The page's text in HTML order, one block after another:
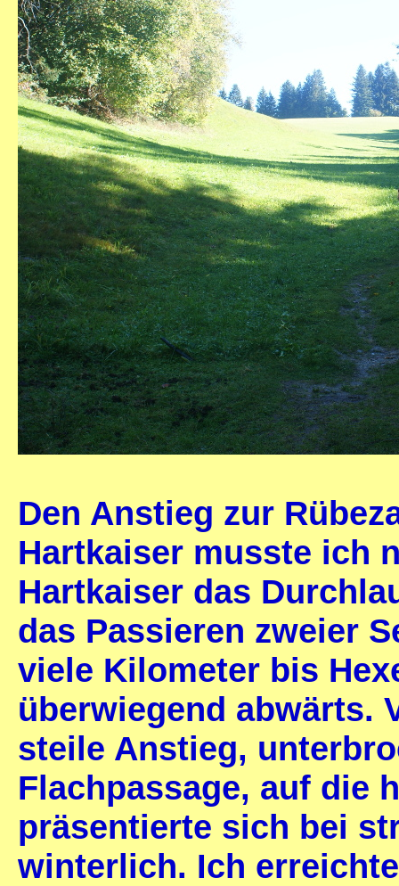
Den Anstieg zur
Hartkaiser musste ich
Hartkaiser das
das Passieren zweier
viele Kilometer bis
überwiegend abwärts.
steile Anstieg,
Flachpassage, auf die
präsentierte sich bei
winterlich. Ich